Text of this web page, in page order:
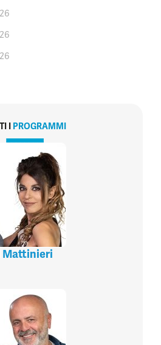
I PROGRAMMI
Mattinieri